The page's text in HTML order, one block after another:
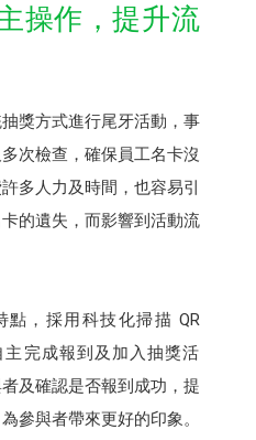
操作，提升流
獎方式進行尾牙活動，事
次檢查，確保員工名卡沒
多人力及時間，也容易引
的遺失，而影響到活動流
點，採用科技化掃描 QR
完成報到及加入抽獎活
及確認是否報到成功，提
參與者帶來更好的印象。